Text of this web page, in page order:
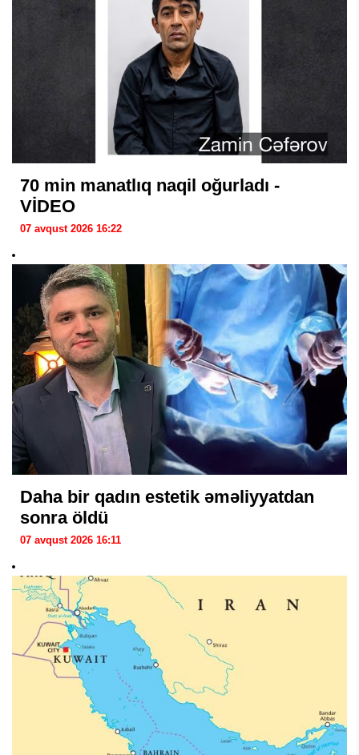
70 min manatlıq naqil oğurladı -
VİDEO
07 avqust 2026 16:22
Daha bir qadın estetik əməliyyatdan
sonra öldü
07 avqust 2026 16:11